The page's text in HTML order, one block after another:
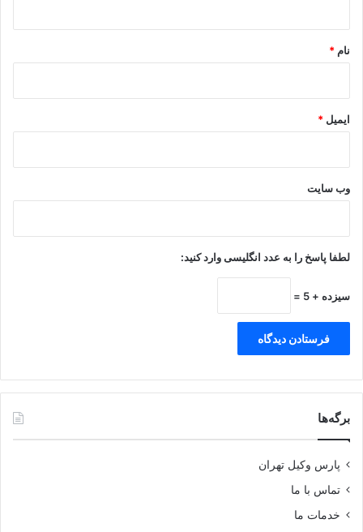
نام *
ایمیل *
وب‌ سایت
لطفا پاسخ را به عدد انگلیسی وارد کنید:
سیزده + 5 =
برگه‌ها
پارس وکیل تهران
تماس با ما
خدمات ما